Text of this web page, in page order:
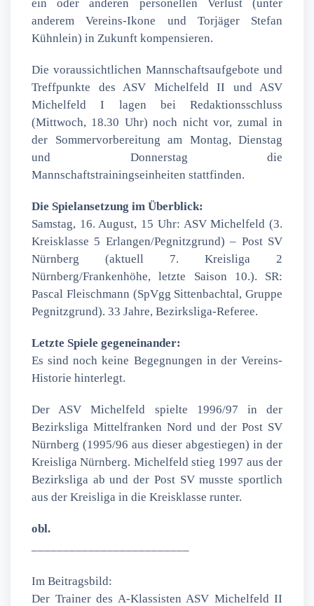
ein oder anderen personellen Verlust (unter
anderem Vereins-Ikone und Torjäger Stefan
Kühnlein) in Zukunft kompensieren.
Die voraussichtlichen Mannschaftsaufgebote und
Treffpunkte des ASV Michelfeld II und ASV
Michelfeld I lagen bei Redaktionsschluss
(Mittwoch, 18.30 Uhr) noch nicht vor, zumal in
der Sommervorbereitung am Montag, Dienstag
und Donnerstag die
Mannschaftstrainingseinheiten stattfinden.
Die Spielansetzung im Überblick:
Samstag, 16. August, 15 Uhr: ASV Michelfeld (3.
Kreisklasse 5 Erlangen/Pegnitzgrund) – Post SV
Nürnberg (aktuell 7. Kreisliga 2
Nürnberg/Frankenhöhe, letzte Saison 10.). SR:
Pascal Fleischmann (SpVgg Sittenbachtal, Gruppe
Pegnitzgrund). 33 Jahre, Bezirksliga-Referee.
Letzte Spiele gegeneinander:
Es sind noch keine Begegnungen in der Vereins-
Historie hinterlegt.
Der ASV Michelfeld spielte 1996/97 in der
Bezirksliga Mittelfranken Nord und der Post SV
Nürnberg (1995/96 aus dieser abgestiegen) in der
Kreisliga Nürnberg. Michelfeld stieg 1997 aus der
Bezirksliga ab und der Post SV musste sportlich
aus der Kreisliga in die Kreisklasse runter.
obl.
Im Beitragsbild:
Der Trainer des A-Klassisten ASV Michelfeld II